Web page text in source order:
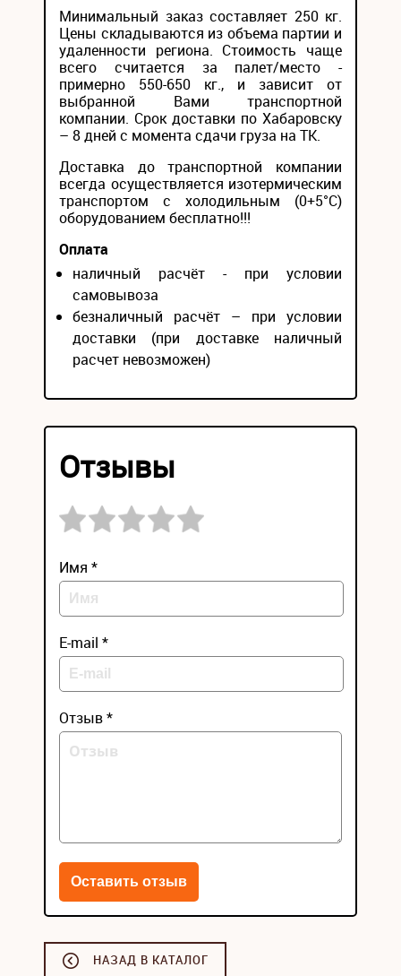
Минимальный заказ составляет 250 кг.
Цены складываются из объема партии и
удаленности региона. Стоимость чаще
всего считается за палет/место -
примерно 550-650 кг., и зависит от
выбранной Вами транспортной
компании. Срок доставки по Хабаровску
– 8 дней с момента сдачи груза на ТК.
Доставка до транспортной компании
всегда осуществляется изотермическим
транспортом с холодильным (0+5°С)
оборудованием бесплатно!!!
Оплата
наличный расчёт - при условии
самовывоза
безналичный расчёт – при условии
доставки (при доставке наличный
расчет невозможен)
Отзывы
Имя *
E-mail *
Отзыв *
НАЗАД В КАТАЛОГ